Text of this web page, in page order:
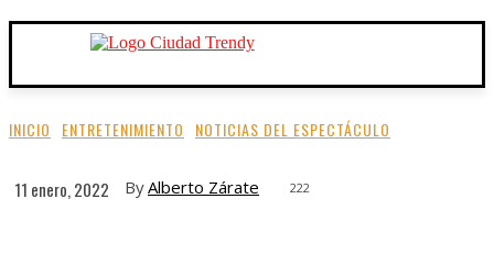
INICIO ENTRETENIMIENTO NOTICIAS DEL ESPECTÁCULO
11 enero, 2022 ByAlberto Zárate 222